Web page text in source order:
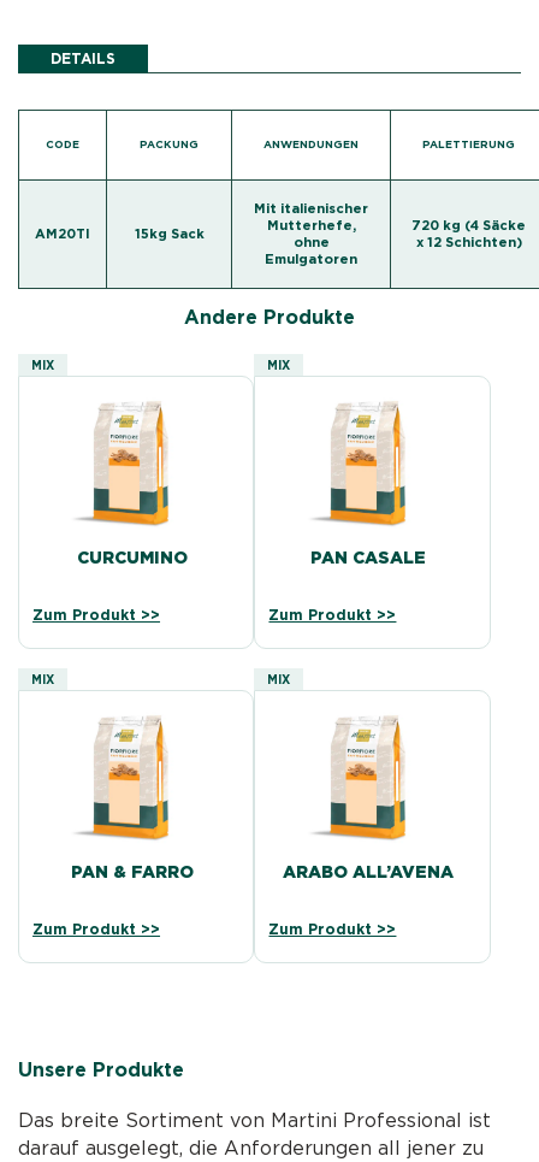
DETAILS
CODE PACKUNG
AM20TI 15kg Sack
ANWENDUNGEN PALETTIERUNG
Mit italienischer
Mutterhefe,
ohne
Emulgatoren
720 kg (4 Säcke
x 12 Schichten)
Andere Produkte
MIX
CURCUMINO
Zum Produkt >>
MIX
PAN CASALE
Zum Produkt >>
MIX
PAN & FARRO
Zum Produkt >>
MIX
ARABO ALL’AVENA
Zum Produkt >>
Unsere Produkte
Das breite Sortiment von Martini Professional ist
darauf ausgelegt, die Anforderungen all jener zu